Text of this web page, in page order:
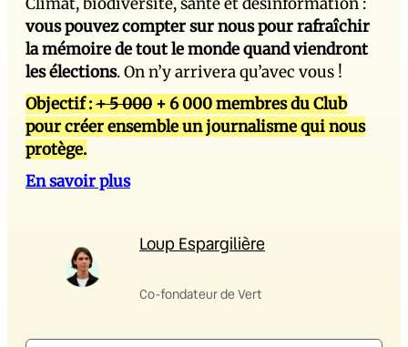
vous pouvez compter sur nous pour rafraîchir
la mémoire de tout le monde quand viendront
les élections. On n’y arrivera qu’avec vous !
Objectif :+ 5 000 + 6 000 membres du Club
pour créer ensemble un journalisme qui nous
protège.
En savoir plus
Loup Espargilière
Co-fondateur de Vert